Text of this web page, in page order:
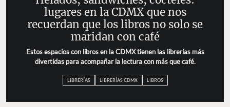
lugares en la CDMX que nos
recuerdan que los libros no solo se
maridan con café
Estos espacios con libros en la CDMX tienen las librerías
más divertidas para acompañar la lectura con más que
café.